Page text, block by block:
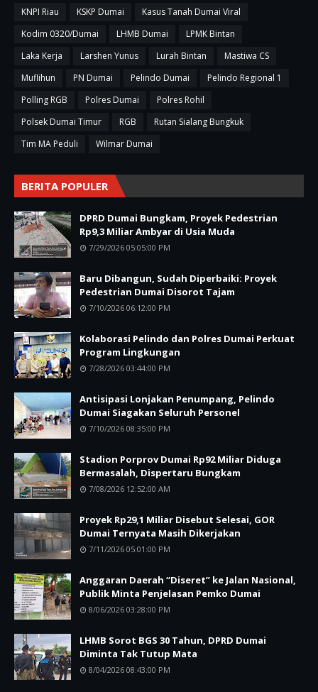
KNPI Riau
KSKP Dumai
Kasus Tanah Dumai Viral
Kodim 0320/Dumai
LHMB Dumai
LPMK Bintan
Laka Kerja
Larshen Yunus Lurah Bintan
Mastiwa CS
Muflihun
PN Dumai Pelindo Dumai
Pelindo Regional 1
Polling RGB
Polres Dumai
Polres Rohil
Polsek Dumai Timur
RGB
Rutan Sialang Bungkuk
Tim MA Peduli
Wilmar Dumai
BERITA POPULER
DPRD Dumai Bungkam, Proyek Pedestrian
Rp9,3 Miliar Ambyar di Usia Muda
7/29/2026 05:05:00 PM
Baru Dibangun, Sudah Diperbaiki: Proyek
Pedestrian Dumai Disorot Tajam
7/10/2026 06:12:00 PM
Kolaborasi Pelindo dan Polres Dumai Perkuat
Program Lingkungan
7/28/2026 03:44:00 PM
Antisipasi Lonjakan Penumpang, Pelindo
Dumai Siagakan Seluruh Personel
7/10/2026 08:35:00 PM
Stadion Porprov Dumai Rp92 Miliar Diduga
Bermasalah, Dispertaru Bungkam
7/08/2026 12:52:00 AM
Proyek Rp29,1 Miliar Disebut Selesai, GOR
Dumai Ternyata Masih Dikerjakan
7/11/2026 05:01:00 PM
Anggaran Daerah “Diseret” ke Jalan Nasional,
Publik Minta Penjelasan Pemko Dumai
8/06/2026 03:28:00 PM
LHMB Sorot BGS 30 Tahun, DPRD Dumai
Diminta Tak Tutup Mata
8/04/2026 08:43:00 PM